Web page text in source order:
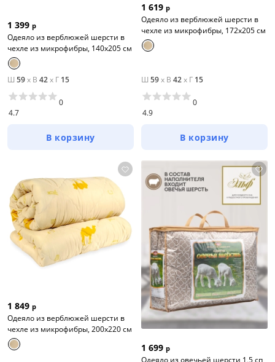
1 399 р
Одеяло из верблюжей шерсти в
чехле из микрофибры, 140х205 см
Ш 59x В 42x Г 15
4.7
0
В корзину
1 619 р
Одеяло из верблюжей шерсти в
чехле из микрофибры, 172х205 см
Ш 59x В 42x Г 15
4.9
0
В корзину
1 849 р
Одеяло из верблюжей шерсти в
чехле из микрофибры, 200х220 см
1 699 р